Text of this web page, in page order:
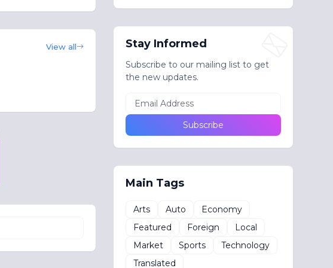
View all Stay Informed
Subscribe to our mailing list to get
the new updates.
Main Tags
Arts Auto
Economy
Featured
Foreign
Local
Market
Sports
Technology
Translated